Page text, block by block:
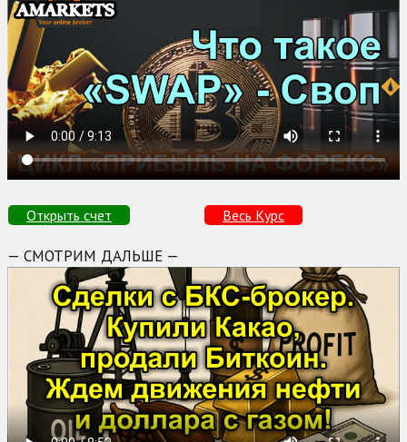
Открыть счет Весь Курс
— СМОТРИМ ДАЛЬШЕ —